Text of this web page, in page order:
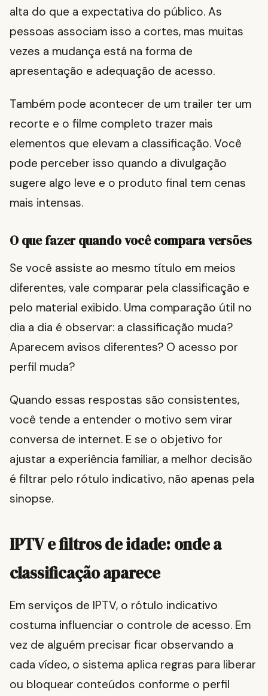
alta do que a expectativa do público. As
pessoas associam isso a cortes, mas muitas
vezes a mudança está na forma de
apresentação e adequação de acesso.
Também pode acontecer de um trailer ter um
recorte e o filme completo trazer mais
elementos que elevam a classificação. Você
pode perceber isso quando a divulgação
sugere algo leve e o produto final tem cenas
mais intensas.
O que fazer quando você compara versões
Se você assiste ao mesmo título em meios
diferentes, vale comparar pela classificação e
pelo material exibido. Uma comparação útil no
dia a dia é observar: a classificação muda?
Aparecem avisos diferentes? O acesso por
perfil muda?
Quando essas respostas são consistentes,
você tende a entender o motivo sem virar
conversa de internet. E se o objetivo for
ajustar a experiência familiar, a melhor decisão
é filtrar pelo rótulo indicativo, não apenas pela
sinopse.
IPTV e filtros de idade: onde a
classificação aparece
Em serviços de IPTV, o rótulo indicativo
costuma influenciar o controle de acesso. Em
vez de alguém precisar ficar observando a
cada vídeo, o sistema aplica regras para liberar
ou bloquear conteúdos conforme o perfil